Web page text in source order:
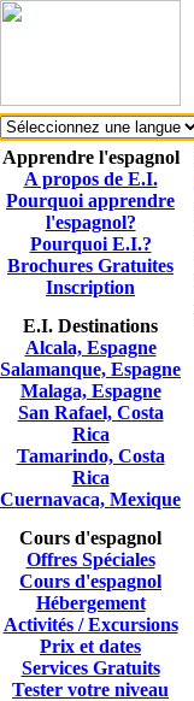
Apprendre l'espagnol
A propos de E.I.
Pourquoi apprendre
l'espagnol?
Pourquoi E.I.?
Brochures Gratuites
Inscription
E.I. Destinations
Alcala, Espagne
Salamanque, Espagne
Malaga, Espagne
San Rafael, Costa
Rica
Tamarindo, Costa
Rica
Cuernavaca, Mexique
Cours d'espagnol
Offres Spéciales
Cours d'espagnol
Hébergement
Activités / Excursions
Prix et dates
Services Gratuits
Tester votre niveau